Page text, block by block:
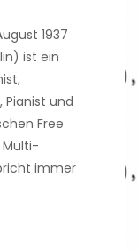
1937
ist ein
Pianist und
Free
Multi-
immer